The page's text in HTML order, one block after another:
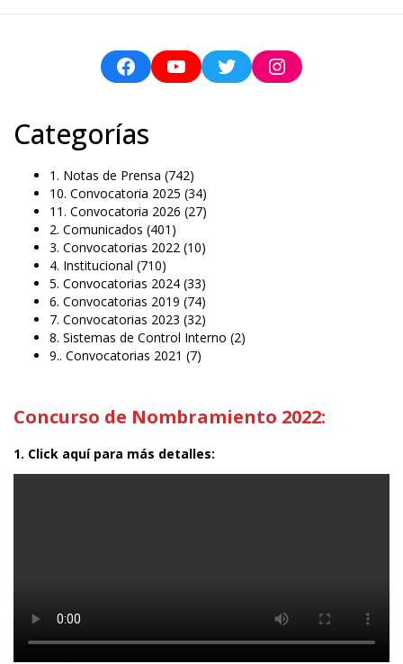
Categorías
1. Notas de Prensa (742)
10. Convocatoria 2025 (34)
11. Convocatoria 2026 (27)
2. Comunicados (401)
3. Convocatorias 2022 (10)
4. Institucional (710)
5. Convocatorias 2024 (33)
6. Convocatorias 2019 (74)
7. Convocatorias 2023 (32)
8. Sistemas de Control Interno (2)
9.. Convocatorias 2021 (7)
Concurso de Nombramiento 2022:
1. Click aquí para más detalles: